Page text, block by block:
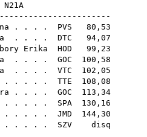
N21A
. . . . PVS 80,53
. . . . DTC 94,07
Erika HOD 99,23
. . . . GOC 100,58
. . . . VTC 102,05
. . . . . TTE 108,08
. . . . GOC 113,34
. . . . . SPA 130,16
. . . . . JMD 144,30
. . . . . SZV disq